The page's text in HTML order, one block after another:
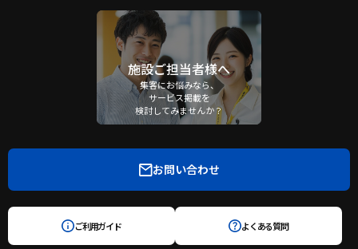
施設ご担当者様へ
集客にお悩みなら、
サービス掲載を
検討してみませんか？
お問い合わせ
ご利用ガイド よくある質問